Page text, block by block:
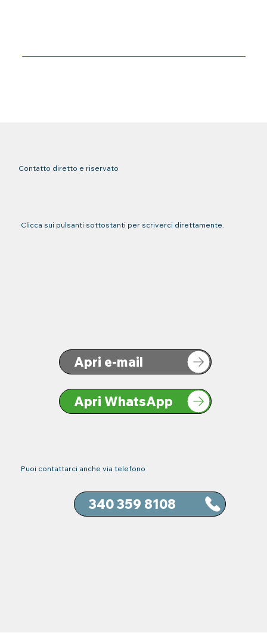
Contatto diretto e riservato
Clicca sui pulsanti sottostanti per scriverci direttamente.
Apri e-mail
Apri WhatsApp
Puoi contattarci anche via telefono